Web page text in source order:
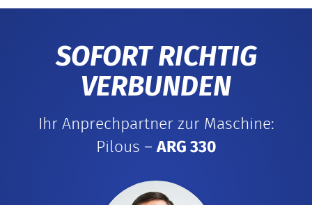
SOFORT RICHTIG
VERBUNDEN
Ihr Anprechpartner zur Maschine:
Pilous –ARG 330